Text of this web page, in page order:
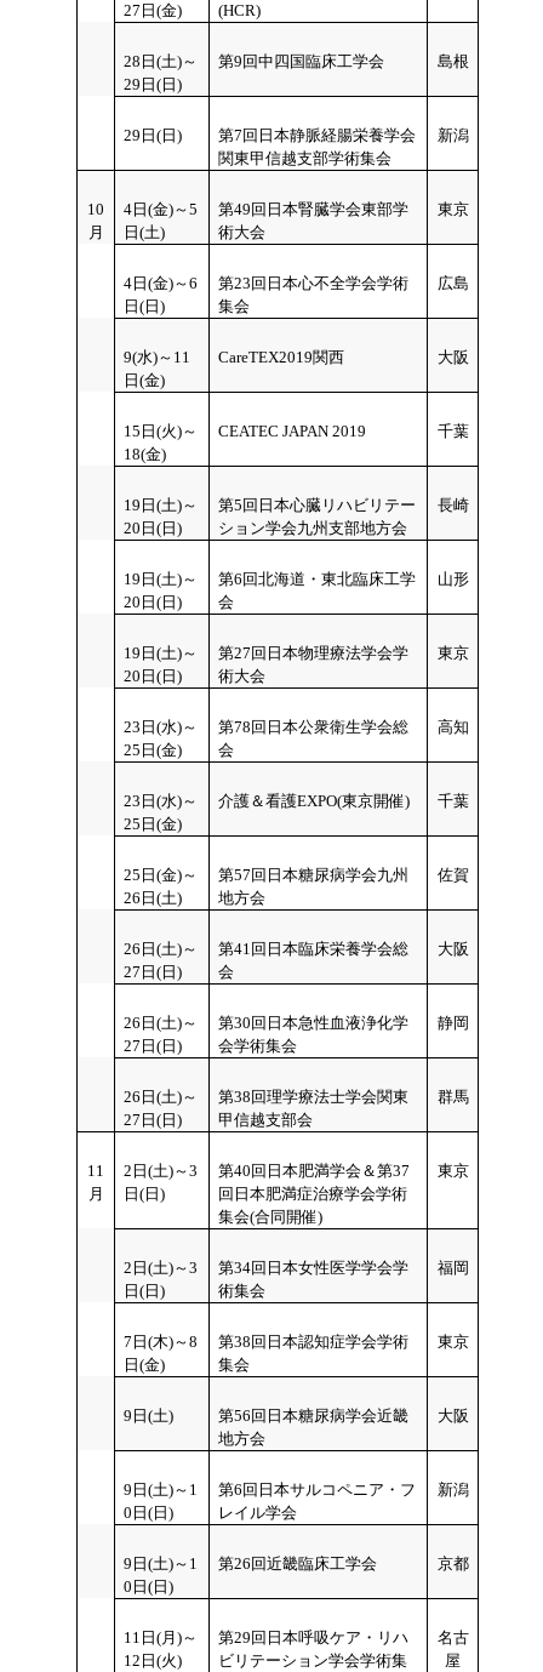
27日(金)
(HCR)
28日(土)～
29日(日)
第9回中四国臨床工学会 島根
29日 (日)
第7回日本静脈経腸栄養学会
関東甲信越支部学術集会
新潟
10
月
4日(金)～5
日(土)
第49回日本腎臓学会東部学
術大会
東京
4日(金)～6
日(日)
第23回日本心不全学会学術
集会
広島
9(水)～11
日(金)
CareTEX2019関西 大阪
15日(火)～
18(金)
CEATEC JAPAN 2019 千葉
19日(土)～
20日(日)
第5回日本心臓リハビリテー
ション学会九州支部地方会
長崎
19日(土)～
20日(日)
第6回北海道・東北臨床工学
会
山形
19日(土)～
20日(日)
第27回日本物理療法学会学
術大会
東京
23日(水)～
25日(金)
第78回日本公衆衛生学会総
会
高知
23日(水)～
25日(金)
介護＆看護EXPO(東京開催) 千葉
25日(金)～
26日(土)
第57回日本糖尿病学会九州
地方会
佐賀
26日(土)～
27日(日)
第41回日本臨床栄養学会総
会
大阪
26日(土)～
27日(日)
第30回日本急性血液浄化学
会学術集会
静岡
26日(土)～
27日(日)
第38回理学療法士学会関東
甲信越支部会
群馬
11
月
2日(土)～3
日(日)
第40回日本肥満学会＆第37
回日本肥満症治療学会学術
集会(合同開催)
東京
2日(土)～3
日(日)
第34回日本女性医学学会学
術集会
福岡
7日(木)～8
日(金)
第38回日本認知症学会学術
集会
東京
9 日(土)
第56回日本糖尿病学会近畿
地方会
大阪
9日(土)～1
0日(日)
第6回日本サルコペニア・フ
レイル学会
新潟
9日(土)～1
0日(日)
第26回近畿臨床工学会 京都
11日(月)～
12日(火)
第29回日本呼吸ケア・リハ
ビリテーション学会学術集
名古
屋